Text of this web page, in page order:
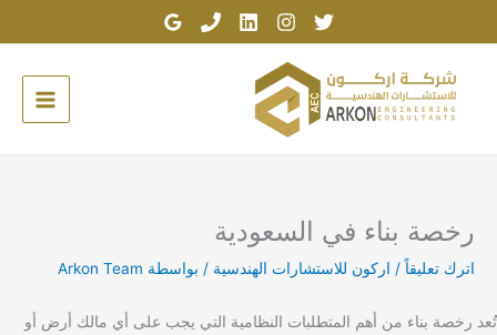
رخصة بناء في السعودية
اترك تعليقاً / اركون للاستشارات الهندسية / بواسطة Arkon Team
تُعد رخصة بناء من أهم المتطلبات النظامية التي يجب على أي مالك أرض أو